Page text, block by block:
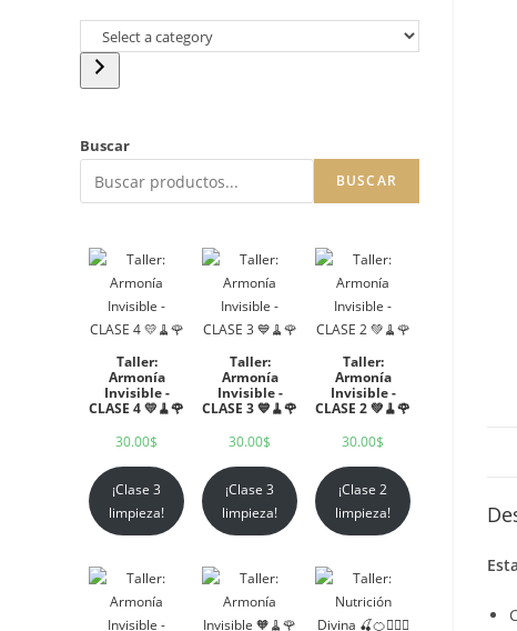
Buscar
BUSCAR
Taller:
Armonía
Invisible -
CLASE 4 💛🧹🌹
30.00$
¡Clase 3
limpieza!
Taller:
Armonía
Invisible -
CLASE 3 💙🧹🌹
30.00$
¡Clase 3
limpieza!
Taller:
Armonía
Invisible -
CLASE 2 💚🧹🌹
30.00$
¡Clase 2
limpieza!